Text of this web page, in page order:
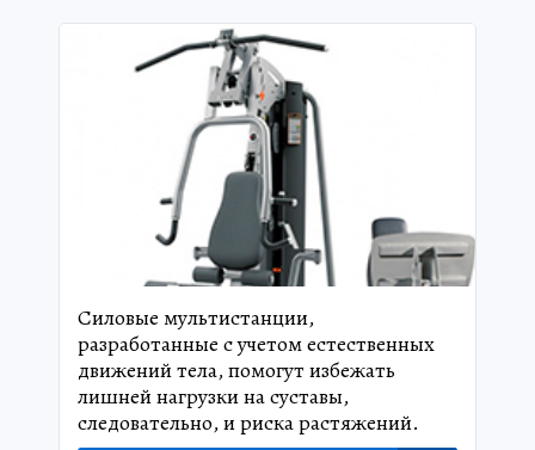
Силовые мультистанции,
разработанные с учетом естественных
движений тела, помогут избежать
лишней нагрузки на суставы,
следовательно, и риска растяжений.